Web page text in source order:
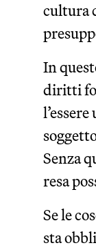
cultura
In
diritti
Senza
resa
Se le
sta